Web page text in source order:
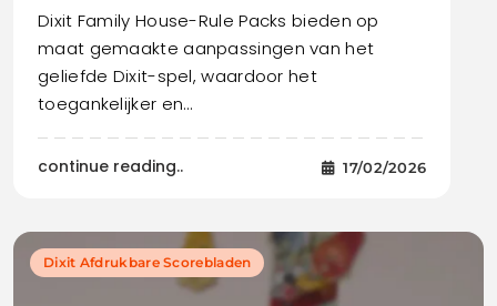
Dixit Family House-Rule Packs bieden op
maat gemaakte aanpassingen van het
geliefde Dixit-spel, waardoor het
toegankelijker en…
continue reading.. 17/02/2026
Dixit Afdrukbare Scorebladen